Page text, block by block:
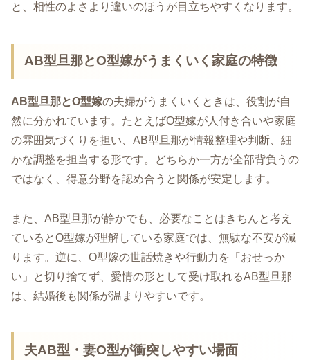
と、相性のよさより違いのほうが目立ちやすくなります。
AB型旦那とO型嫁がうまくいく家庭の特徴
AB型旦那とO型嫁の夫婦がうまくいくときは、役割が自
然に分かれています。たとえばO型嫁が人付き合いや家庭
の雰囲気づくりを担い、AB型旦那が情報整理や判断、細
かな調整を担当する形です。どちらか一方が全部背負うの
ではなく、得意分野を認め合うと関係が安定します。
また、AB型旦那が静かでも、必要なことはきちんと考え
ているとO型嫁が理解している家庭では、無駄な不安が減
ります。逆に、O型嫁の世話焼きや行動力を「おせっか
い」と切り捨てず、愛情の形として受け取れるAB型旦那
は、結婚後も関係が温まりやすいです。
夫AB型・妻O型が衝突しやすい場面